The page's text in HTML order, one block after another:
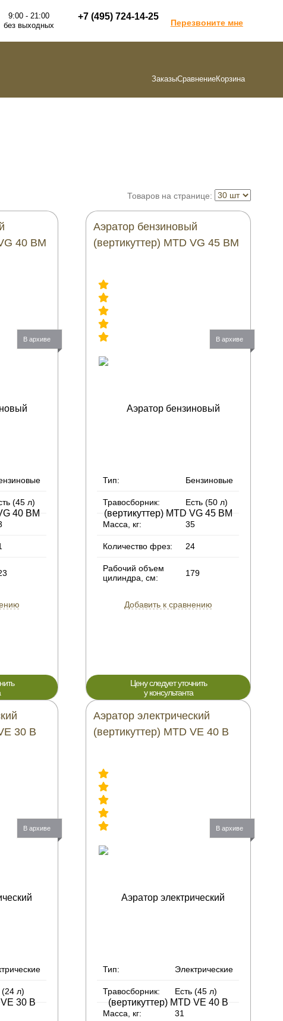
9:00 - 21:00
без выходных
+7 (495) 724-14-25
Перезвоните мне
ЗаказыСравнениеКорзина
Товаров на странице:
40 BM
В архиве
(45 л)
Аэратор бензиновый
(вертикуттер) MTD VG 45 BM
В архиве
Тип: Бензиновые
Травосборник: Есть (50 л)
Масса, кг: 35
Количество фрез: 24
Рабочий объем
цилиндра, см:
179
Добавить к сравнению
Цену следует уточнить
у консультанта
30 B
В архиве
(24 л)
Аэратор электрический
(вертикуттер) MTD VE 40 B
В архиве
Тип: Электрические
Травосборник: Есть (45 л)
Масса, кг: 31